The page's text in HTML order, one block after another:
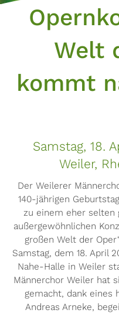
Welt
kommt
Samstag, 18.
Weiler,
Der Weilerer
140-jährigen
zu einem eher selten
außergewöhnlichen
großen Welt der
Samstag, dem 18. April
Nahe-Halle in Weiler
Männerchor Weiler hat
gemacht, dank eines
Andreas Arneke,